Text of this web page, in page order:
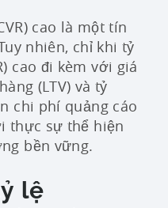
cao là một tín
nhiên, chỉ khi tỷ
cao đi kèm với giá
(LTV) và tỷ
chi phí quảng cáo
thực sự thể hiện
bền vững.
lệ